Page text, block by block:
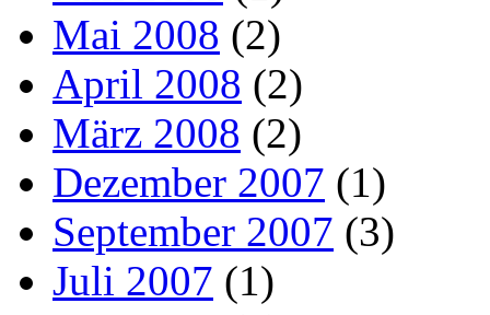
Mai 2008 (2)
April 2008 (2)
März 2008 (2)
Dezember 2007 (1)
September 2007 (3)
Juli 2007 (1)